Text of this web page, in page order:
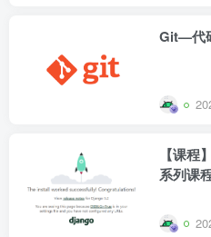
Git—代
【课
系列课